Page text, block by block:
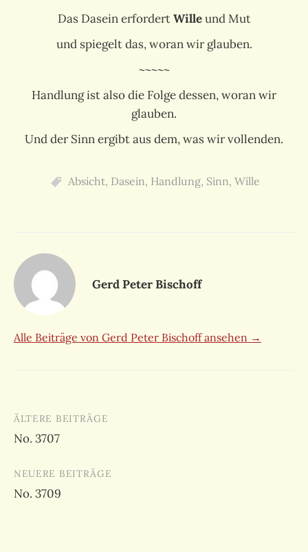
Das Dasein erfordertWilleund Mut
und spiegelt das, woran wir glauben.
~~~~~
Handlung ist also die Folge dessen, woran wir
glauben.
Und der Sinn ergibt aus dem, was wir vollenden.
Absicht, Dasein, Handlung, Sinn, Wille
Gerd Peter Bischoff
Alle Beiträge von Gerd Peter Bischoff ansehen →
Beitragsnavigation
ÄLTERE BEITRÄGE
No. 3707
NEUERE BEITRÄGE
No. 3709